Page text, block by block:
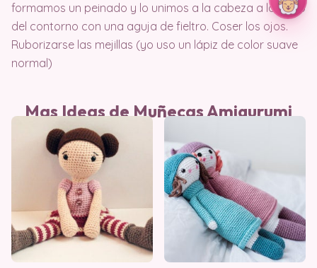
formamos un peinado y lo unimos a la cabeza a lo largo
del contorno con una aguja de fieltro. Coser los ojos.
Ruborizarse las mejillas (yo uso un lápiz de color suave
normal)
Mas Ideas de Muñecas Amigurumi